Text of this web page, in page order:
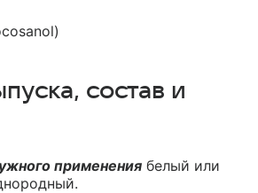
состав и
применения белый или